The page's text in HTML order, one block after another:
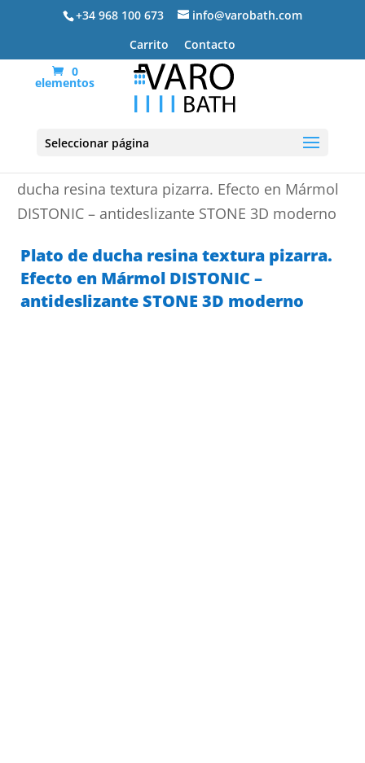
+34 968 100 673
info@varobath.com
Carrito
Contacto
0
elementos
Seleccionar página
ducha resina textura pizarra. Efecto en Mármol
DISTONIC – antideslizante STONE 3D moderno
Plato de ducha resina textura pizarra.
Efecto en Mármol DISTONIC –
antideslizante STONE 3D moderno